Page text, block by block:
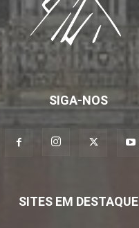
SIGA-NOS
SITES EM DESTAQUE